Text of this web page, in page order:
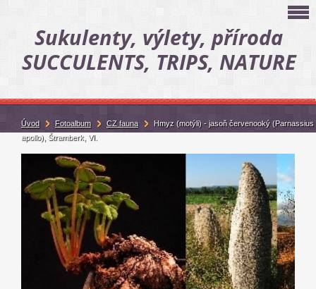
Sukulenty, výlety, příroda
SUCCULENTS, TRIPS, NATURE
Úvod Fotoalbum CZ fauna
Hmyz (motýli) - jasoň červenooký (Parnassius
apollo), Štramberk, VI.